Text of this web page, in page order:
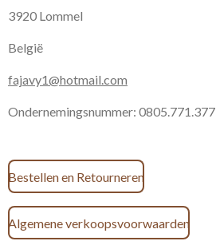
3920 Lommel
België
fajavy1@hotmail.com
Ondernemingsnummer: 0805.771.377
Bestellen en Retourneren
Algemene verkoopsvoorwaarden